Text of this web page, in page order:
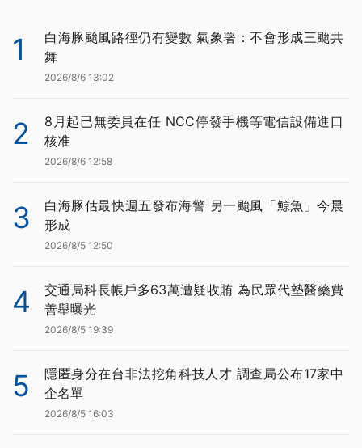
1
白海豚颱風路徑仍有變數 氣象署：不會形成三颱共
舞
2026/8/6 13:02
2
8月起已無委員在任 NCC停發手機等電信設備進口
核准
2026/8/6 12:58
3
白海豚估最快週五發布海警 另一颱風「鯨魚」今晨
形成
2026/8/5 12:50
4
交通局科長帳戶多63萬遭疑收賄 為民眾代墊醫藥費
善舉曝光
2026/8/5 19:39
5
隱匿身分在台非法挖角科技人才 調查局公布17家中
企名單
2026/8/5 16:03